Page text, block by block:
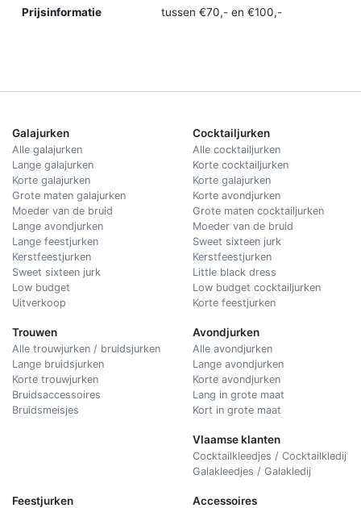
Prijsinformatie tussen €70,- en €100,-
Galajurken
Alle galajurken
Lange galajurken
Korte galajurken
Grote maten galajurken
Moeder van de bruid
Lange avondjurken
Lange feestjurken
Kerstfeestjurken
Sweet sixteen jurk
Low budget
Uitverkoop
Trouwen
Alle trouwjurken / bruidsjurken
Lange bruidsjurken
Korte trouwjurken
Bruidsaccessoires
Bruidsmeisjes
Cocktailjurken
Alle cocktailjurken
Korte cocktailjurken
Korte galajurken
Korte avondjurken
Grote maten cocktailjurken
Moeder van de bruid
Sweet sixteen jurk
Kerstfeestjurken
Little black dress
Low budget cocktailjurken
Korte feestjurken
Avondjurken
Alle avondjurken
Lange avondjurken
Korte avondjurken
Lang in grote maat
Kort in grote maat
Vlaamse klanten
Cocktailkleedjes / Cocktailkledij
Galakleedjes / Galakledij
Feestjurken Accessoires